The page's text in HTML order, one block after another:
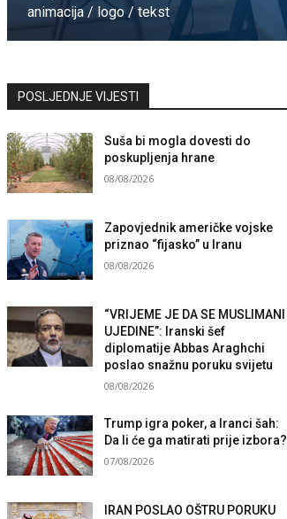
animacija / logo / tekst
POSLJEDNJE VIJESTI
Suša bi mogla dovesti do
poskupljenja hrane
08/08/2026
Zapovjednik američke vojske
priznao “fijasko” u Iranu
08/08/2026
“VRIJEME JE DA SE MUSLIMANI
UJEDINE”: Iranski šef
diplomatije Abbas Araghchi
poslao snažnu poruku svijetu
08/08/2026
Trump igra poker, a Iranci šah:
Da li će ga matirati prije izbora?
07/08/2026
IRAN POSLAO OŠTRU PORUKU